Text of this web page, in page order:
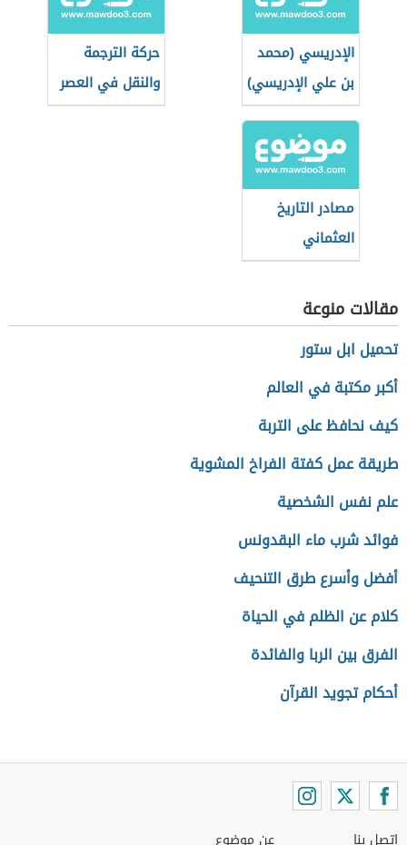
الإدريسي (محمد
بن علي الإدريسي)
حركة الترجمة
والنقل في العصر
العباسي الأول
مصادر التاريخ
العثماني
مقالات منوعة
تحميل ابل ستور
أكبر مكتبة في العالم
كيف نحافظ على التربة
طريقة عمل كفتة الفراخ المشوية
علم نفس الشخصية
فوائد شرب ماء البقدونس
أفضل وأسرع طرق التنحيف
كلام عن الظلم في الحياة
الفرق بين الربا والفائدة
أحكام تجويد القرآن